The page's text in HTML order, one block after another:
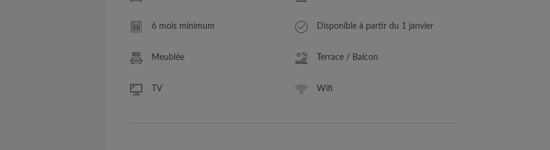
6 mois minimum Disponible à partir du 1 janvier
Meublée Terrace / Balcon
TV Wifi